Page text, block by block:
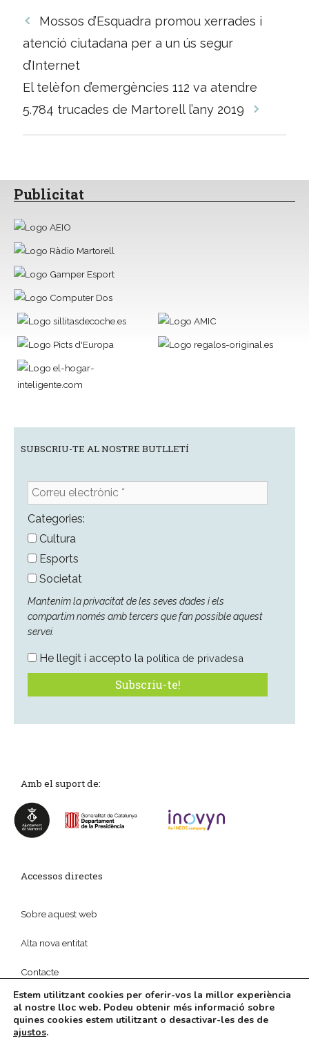
Navegació
per
les
Mossos d’Esquadra promou xerrades i
atenció ciutadana per a un ús segur
d’Internet
El telèfon d’emergències 112 va atendre
5.784 trucades de Martorell l’any 2019
Publicitat
SUBSCRIU-TE AL NOSTRE BUTLLETÍ
Correu
electrònic
*Categories:
Cultura
Esports
Societat
Mantenim la privacitat de les seves dades i els
compartim només amb tercers que fan possible aquest
servei.
He llegit i accepto la política de privadesa
Amb el suport de:
Accessos directes
Sobre aquest web
Alta nova entitat
Contacte
© 2026
Estem utilitzant cookies per oferir-vos la millor experiència
al nostre lloc web. Podeu obtenir més informació sobre
quines cookies estem utilitzant o desactivar-les des de
ajustos.